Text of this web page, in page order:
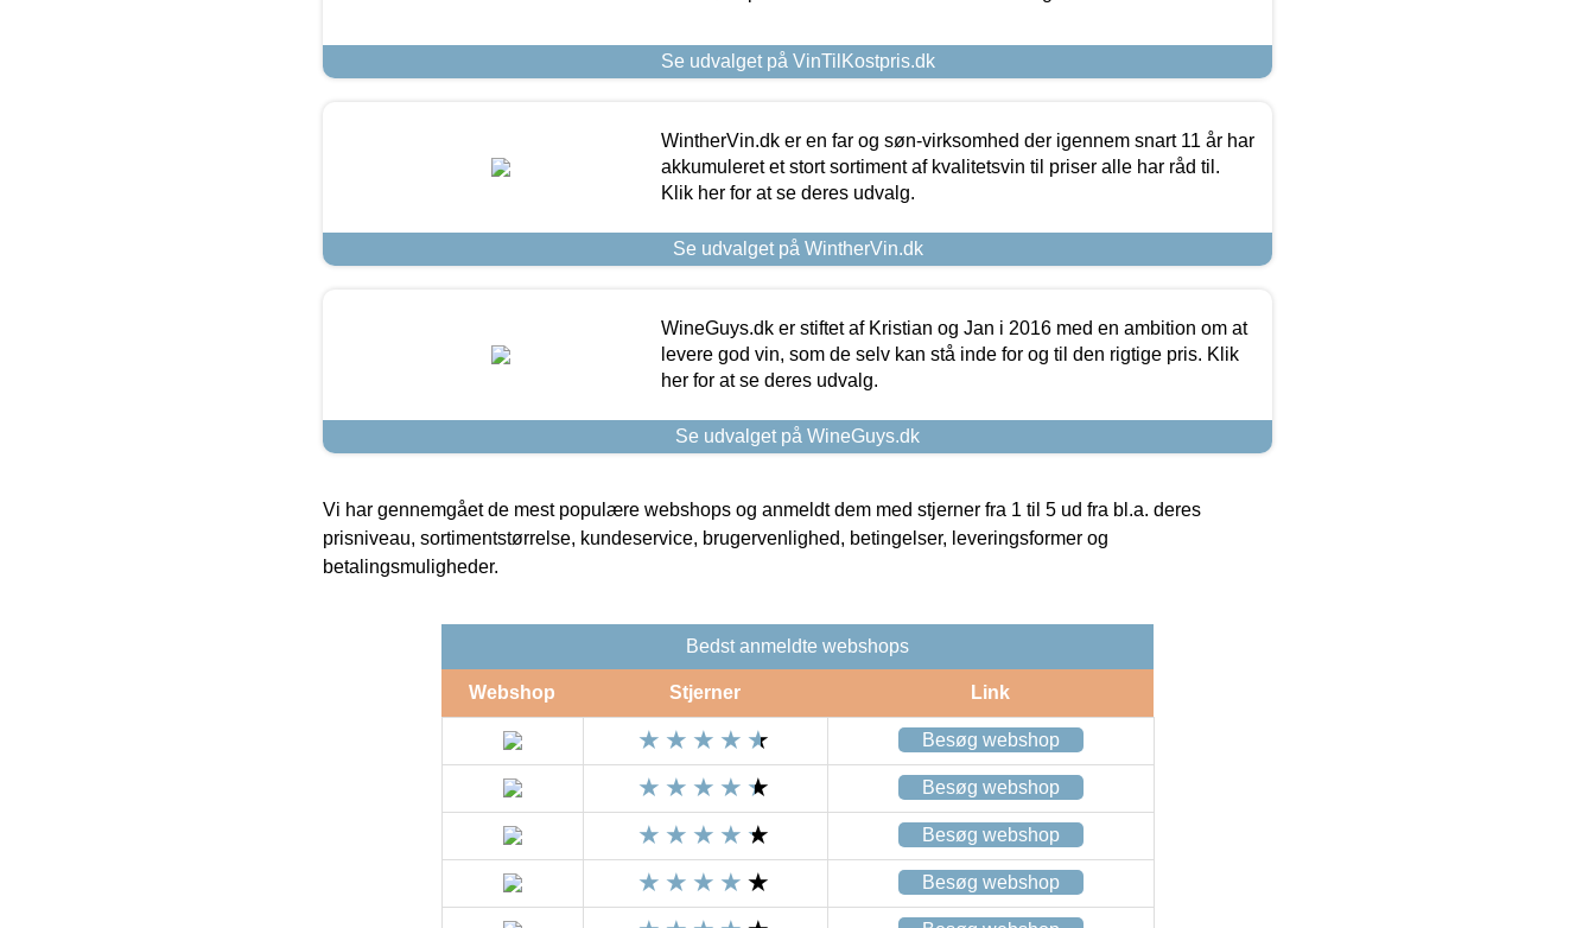
Se udvalget på VinTilKostpris.dk
WintherVin.dk er en far og søn-virksomhed der igennem snart 11 år har
akkumuleret et stort sortiment af kvalitetsvin til priser alle har råd til.
Klik her for at se deres udvalg.
Se udvalget på WintherVin.dk
WineGuys.dk er stiftet af Kristian og Jan i 2016 med en ambition om at
levere god vin, som de selv kan stå inde for og til den rigtige pris. Klik
her for at se deres udvalg.
Se udvalget på WineGuys.dk
Vi har gennemgået de mest populære webshops og anmeldt dem med stjerner fra 1 til 5 ud fra bl.a. deres
prisniveau, sortimentstørrelse, kundeservice, brugervenlighed, betingelser, leveringsformer og
betalingsmuligheder.
Bedst anmeldte webshops
Webshop Stjerner Link
Besøg webshop
Besøg webshop
Besøg webshop
Besøg webshop